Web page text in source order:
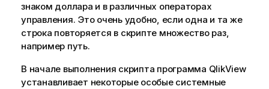
знаком доллара и в различных операторах
управления. Это очень удобно, если одна и та же
строка повторяется в скрипте множество раз,
например путь.
В начале выполнения скрипта программа QlikView
устанавливает некоторые особые системные